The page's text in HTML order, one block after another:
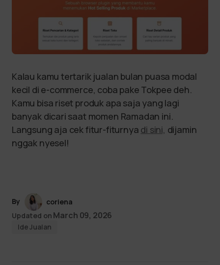
Kalau kamu tertarik jualan bulan puasa modal
kecil di e-commerce, coba pake Tokpee deh.
Kamu bisa riset produk apa saja yang lagi
banyak dicari saat momen Ramadan ini.
Langsung aja cek fitur-fiturnya di sini, dijamin
nggak nyesel!
By
coriena
Updated on March 09, 2026
Ide Jualan